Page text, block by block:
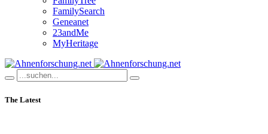
FamilySearch
Geneanet
23andMe
MyHeritage
The Latest